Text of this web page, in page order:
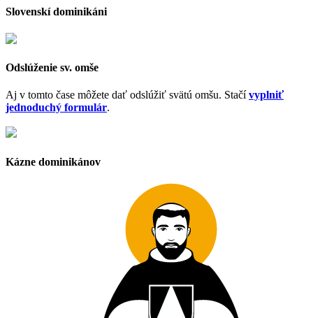
Slovenskí dominikáni
Odslúženie sv. omše
Aj v tomto čase môžete dať odslúžiť svätú omšu. Stačívyplniť
jednoduchý formulár.
Kázne dominikánov